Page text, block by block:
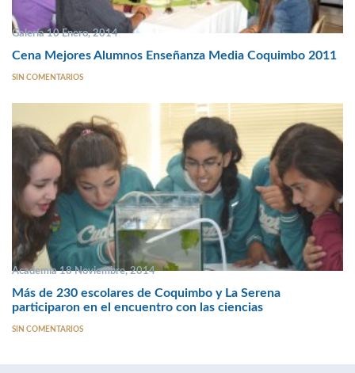
Galería 10 Enero, 2014
Cena Mejores Alumnos Enseñanza Media Coquimbo 2011
SIN COMENTARIOS
Academia 18 Noviembre, 2014
Más de 230 escolares de Coquimbo y La Serena
participaron en el encuentro con las ciencias
SIN COMENTARIOS